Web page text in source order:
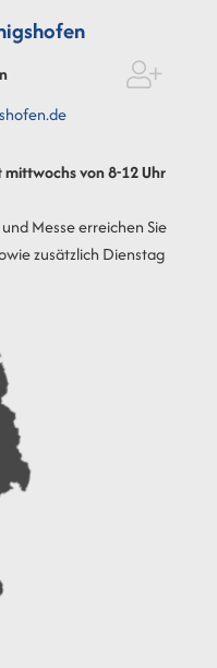
von 8-12 Uhr
Messe erreichen Sie
zusätzlich Dienstag